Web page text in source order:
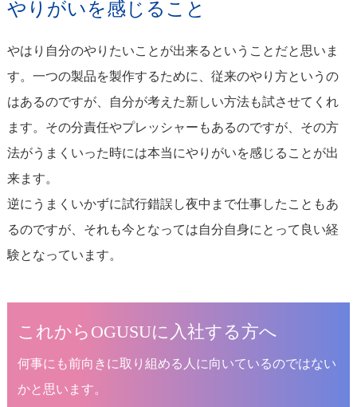
やりがいを感じること
やはり自分のやりたいことが出来るということだと思いま
す。一つの製品を製作するために、従来のやり方というの
はあるのですが、自分が考えた新しい方法も試させてくれ
ます。その分責任やプレッシャーもあるのですが、その方
法がうまくいった時には本当にやりがいを感じることが出
来ます。
逆にうまくいかずに試行錯誤し夜中まで仕事したこともあ
るのですが、それも今となっては自分自身にとって良い経
験となっています。
これからOGUSUに入社する方へ
何事にも前向きに取り組める人に向いているのではない
かと思います。